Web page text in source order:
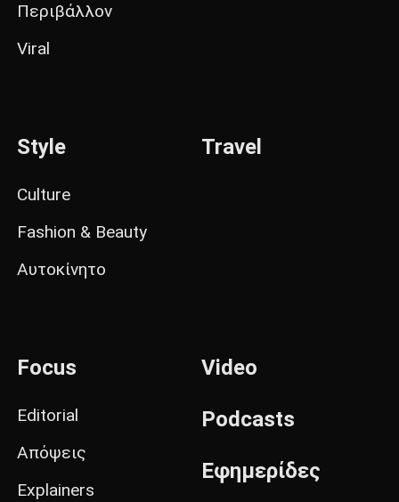
Περιβάλλον
Viral
Style
Culture
Fashion & Beauty
Αυτοκίνητο
Travel
Focus
Editorial
Απόψεις
Explainers
Video
Podcasts
Εφημερίδες